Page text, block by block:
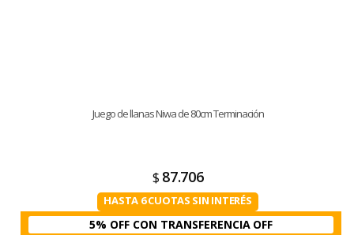
Juego de llanas Niwa de 80cm Terminación
$ 87.706
HASTA 6 CUOTAS SIN INTERÉS
5% OFF CON TRANSFERENCIA